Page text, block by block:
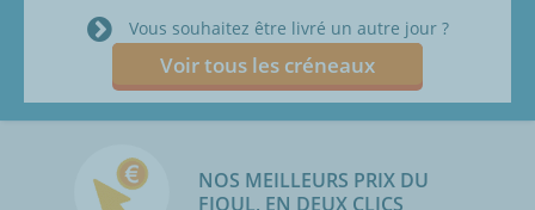
Vous souhaitez être livré un autre jour ?
Voir tous les créneaux
NOS MEILLEURS PRIX DU
FIOUL, EN DEUX CLICS